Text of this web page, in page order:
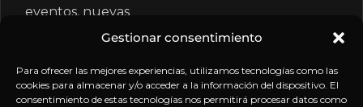
Gestionar consentimiento
Para ofrecer las mejores experiencias, utilizamos tecnologías como las
cookies para almacenar y/o acceder a la información del dispositivo. El
consentimiento de estas tecnologías nos permitirá procesar datos como
eventos, nuevas
publicaciones y
suscripción.